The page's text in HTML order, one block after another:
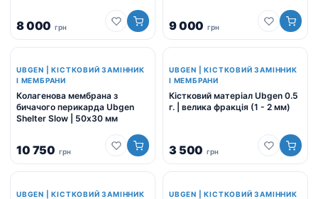
8 000 грн 9 000 грн
UBGEN | КІСТКОВИЙ ЗАМІННИК
І МЕМБРАНИ
Колагенова мембрана з
бичачого перикарда Ubgen
Shelter Slow | 50х30 мм
10 750 грн
UBGEN | КІСТКОВИЙ ЗАМІННИК
І МЕМБРАНИ
Кістковий матеріал Ubgen 0.5
г. | велика фракція (1 - 2 мм)
3 500 грн
UBGEN | КІСТКОВИЙ ЗАМІННИК
UBGEN | КІСТКОВИЙ ЗАМІННИК